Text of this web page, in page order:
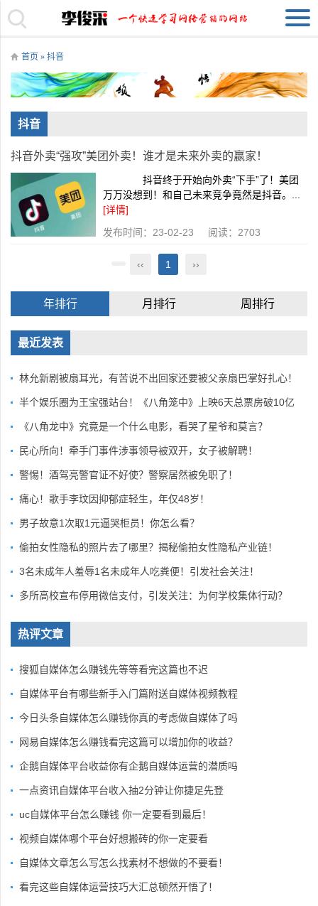
首页 » 抖音
抖音
抖音外卖“强攻”美团外卖！谁才是未来外卖的赢家！
抖音终于开始向外卖“下手”了！美团
万万没想到！和自己未来竞争竟然是抖音。...
[详情]
发布时间：23-02-23 阅读：2703
‹‹ 1 ››
年排行 月排行 周排行
最近发表
林允新剧被扇耳光，有苦说不出回家还要被父亲扇巴掌好扎心！
半个娱乐圈为王宝强站台！《八角笼中》上映6天总票房破10亿
《八角龙中》究竟是一个什么电影，看哭了星爷和莫言？
民心所向！牵手门事件涉事领导被双开，女子被解聘！
警惕！酒驾亮警官证不好使？警察居然被免职了！
痛心！歌手李玟因抑郁症轻生，年仅48岁！
男子故意1次取1元逼哭柜员！你怎么看？
偷拍女性隐私的照片去了哪里？揭秘偷拍女性隐私产业链！
3名未成年人羞辱1名未成年人吃粪便！引发社会关注！
多所高校宣布停用微信支付，引发关注：为何学校集体行动？
热评文章
搜狐自媒体怎么赚钱先等等看完这篇也不迟
自媒体平台有哪些新手入门篇附送自媒体视频教程
今日头条自媒体怎么赚钱你真的考虑做自媒体了吗
网易自媒体怎么赚钱看完这篇可以增加你的收益？
企鹅自媒体平台收益你有企鹅自媒体运营的潜质吗
一点资讯自媒体平台收入抽2分钟让你捷足先登
uc自媒体平台怎么赚钱 你一定要看到最后！
视频自媒体哪个平台好想搬砖的你一定要看
自媒体文章怎么写怎么找素材不想做的不要看！
看完这些自媒体运营技巧大汇总顿然开悟了！